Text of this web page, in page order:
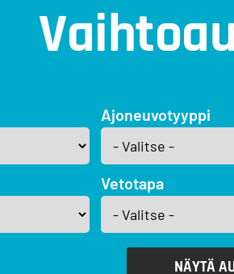
Ajoneuvotyyppi
Vetotapa
NÄYTÄ